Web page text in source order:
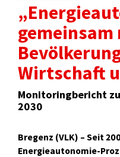
Wirtschaft
Monitoringbericht
2030
Bregenz (VLK) – Seit
Energieautonomie-